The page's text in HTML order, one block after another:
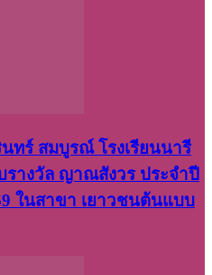
ทร์ สมบูรณ์ โรงเรียนนารี
รางวัล ญาณสังวร ประจำปี
ในสาขา เยาวชนต้นแบบ